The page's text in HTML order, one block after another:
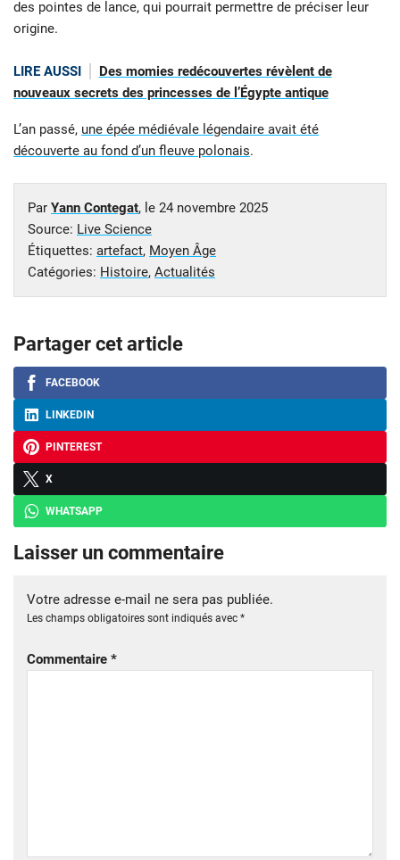
des pointes de lance, qui pourrait permettre de préciser leur
origine.
LIRE AUSSI
Des momies redécouvertes révèlent de
nouveaux secrets des princesses de l’Égypte antique
L’an passé, une épée médiévale légendaire avait été
découverte au fond d’un fleuve polonais.
Par Yann Contegat, le 24 novembre 2025
Source: Live Science
Étiquettes: artefact, Moyen Âge
Catégories: Histoire, Actualités
Partager cet article
FACEBOOK
LINKEDIN
PINTEREST
X
WHATSAPP
Laisser un commentaire
Votre adresse e-mail ne sera pas publiée.
Les champs obligatoires sont indiqués avec *
Commentaire *